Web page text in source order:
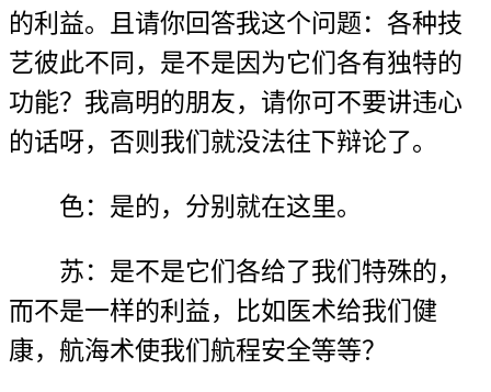
的利益。且请你回答我这个问题：各种技
艺彼此不同，是不是因为它们各有独特的
功能？我高明的朋友，请你可不要讲违心
的话呀，否则我们就没法往下辩论了。
色：是的，分别就在这里。
苏：是不是它们各给了我们特殊的，
而不是一样的利益，比如医术给我们健
康，航海术使我们航程安全等等？